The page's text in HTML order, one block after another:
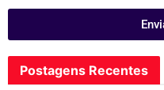
Postagens Recentes